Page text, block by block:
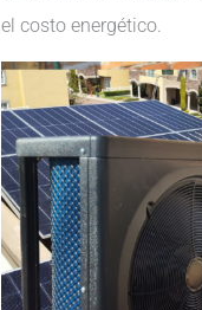
el costo energético.